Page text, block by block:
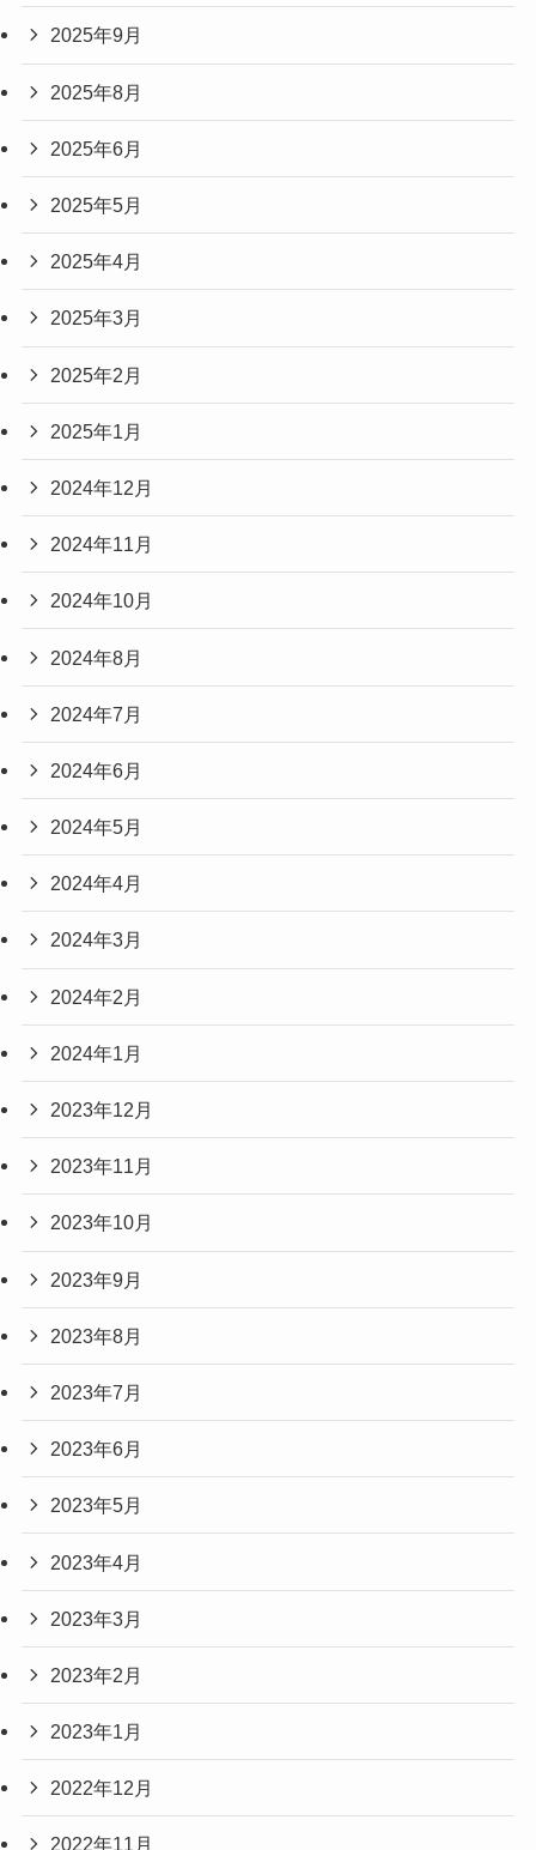
2025年9月
2025年8月
2025年6月
2025年5月
2025年4月
2025年3月
2025年2月
2025年1月
2024年12月
2024年11月
2024年10月
2024年8月
2024年7月
2024年6月
2024年5月
2024年4月
2024年3月
2024年2月
2024年1月
2023年12月
2023年11月
2023年10月
2023年9月
2023年8月
2023年7月
2023年6月
2023年5月
2023年4月
2023年3月
2023年2月
2023年1月
2022年12月
2022年11月